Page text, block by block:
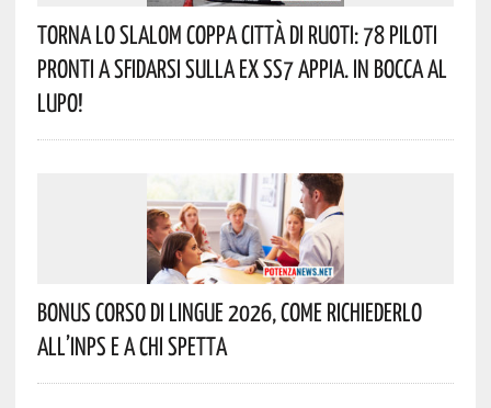
Torna Lo Slalom Coppa Città Di Ruoti: 78 Piloti
Pronti A Sfidarsi Sulla Ex SS7 Appia. In Bocca Al
Lupo!
Bonus Corso Di Lingue 2026, Come Richiederlo
All’INPS E A Chi Spetta